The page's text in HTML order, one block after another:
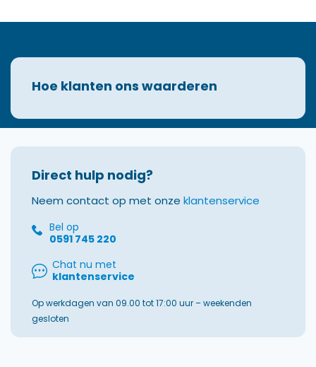
Hoe klanten ons waarderen
Direct hulp nodig?
Neem contact op met onze klantenservice
Bel op
0591 745 220
Chat nu met
klantenservice
Op werkdagen van 09.00 tot 17:00 uur – weekenden
gesloten